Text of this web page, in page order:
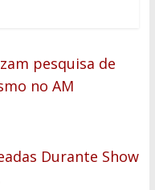
pesquisa de
no AM
Durante Show